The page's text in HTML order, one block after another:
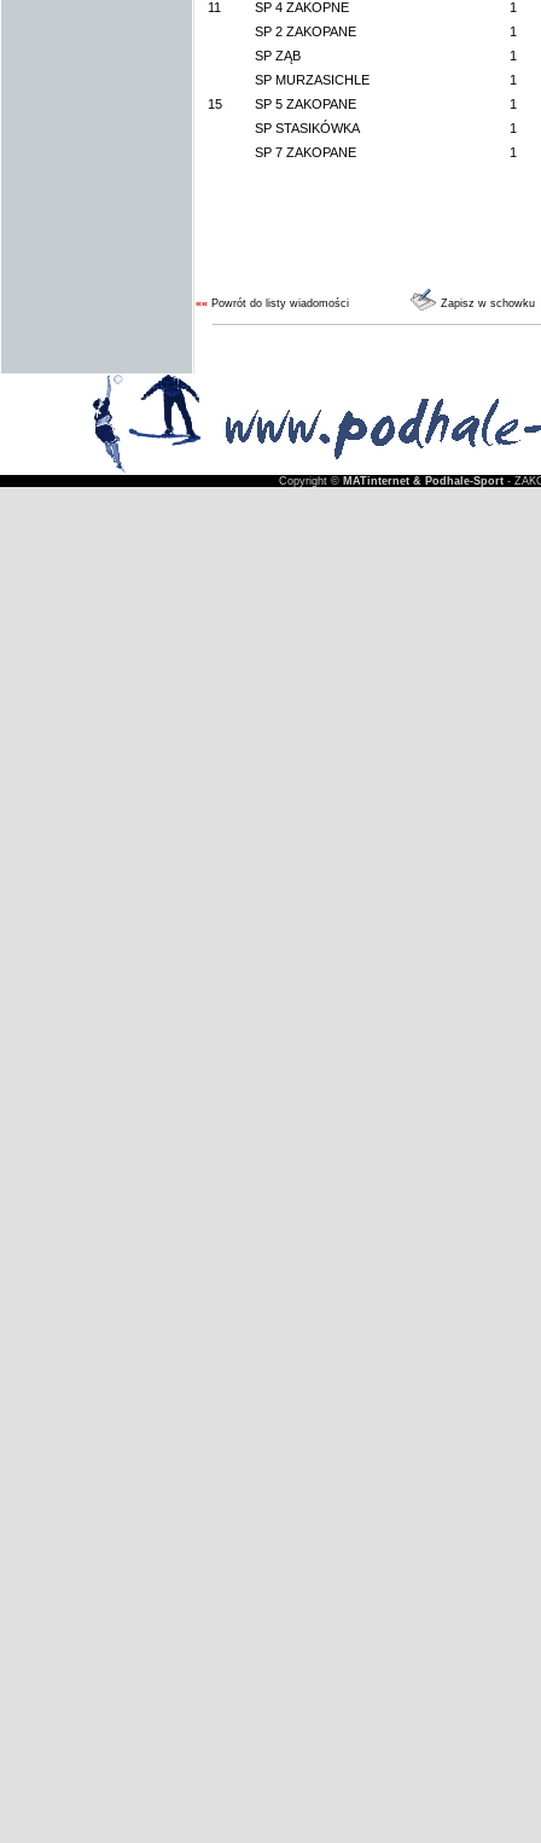
11 SP 4 ZAKOPNE
1
SP 2 ZAKOPANE
1
SP ZĄB
1
SP MURZASICHLE
1
15
SP 5 ZAKOPANE
1
SP STASIKÓWKA
1
SP 7 ZAKOPANE
1
«« Powrót do listy wiadomości Zapisz w schowku
Copyright © MATinternet & Podhale-Sport-